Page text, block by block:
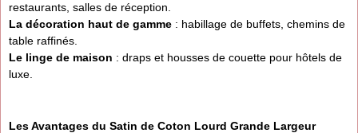
restaurants, salles de réception.
La décoration haut de gamme : habillage de buffets, chemins de
table raffinés.
Le linge de maison : draps et housses de couette pour hôtels de
luxe.
Les Avantages du Satin de Coton Lourd Grande Largeur